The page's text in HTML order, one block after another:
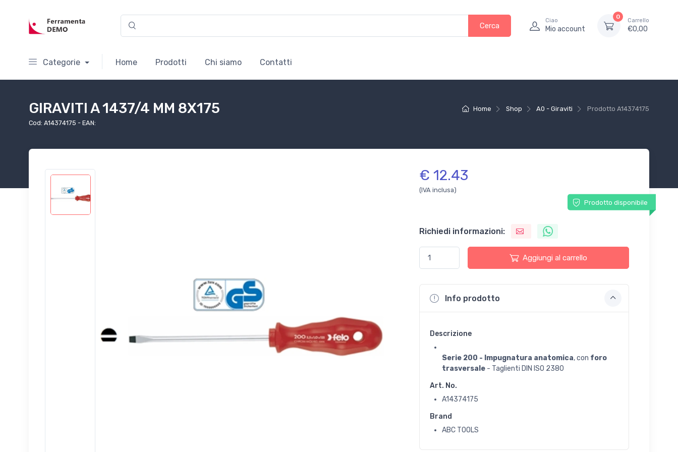
Cerca
Ciao
Mio account
0
Carrello
€0,00
Categorie Home Prodotti Chi siamo Contatti
Home Shop A0 - Giraviti Prodotto A14374175
GIRAVITI A 1437/4 MM 8X175
Cod: A14374175 - EAN:
€ 12.43
(IVA inclusa)
Prodotto disponibile
Richiedi informazioni:
Aggiungi al carrello
Info prodotto
Descrizione
Serie 200 - Impugnatura anatomica, con foro
trasversale- Taglienti DIN ISO 2380
Art. No.
A14374175
Brand
ABC TOOLS